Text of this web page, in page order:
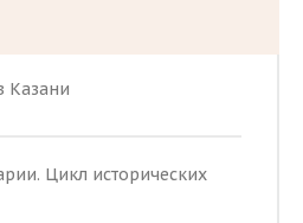
Казани
Цикл исторических